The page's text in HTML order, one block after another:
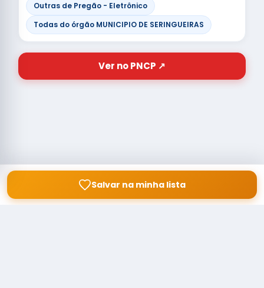
Outras de Pregão - Eletrônico
Todas do órgão MUNICIPIO DE SERINGUEIRAS
Ver no PNCP ↗
Salvar na minha lista